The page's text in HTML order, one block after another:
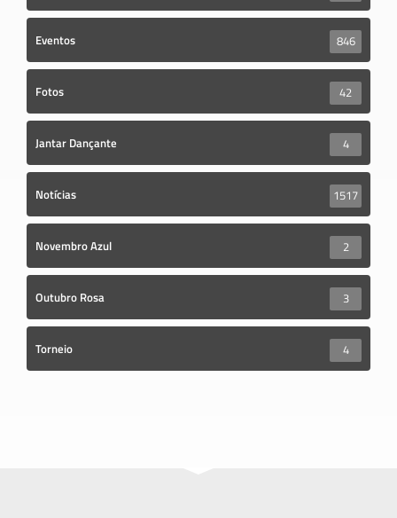
Eventos 846
Fotos 42
Jantar Dançante 4
Notícias 1517
Novembro Azul 2
Outubro Rosa 3
Torneio 4